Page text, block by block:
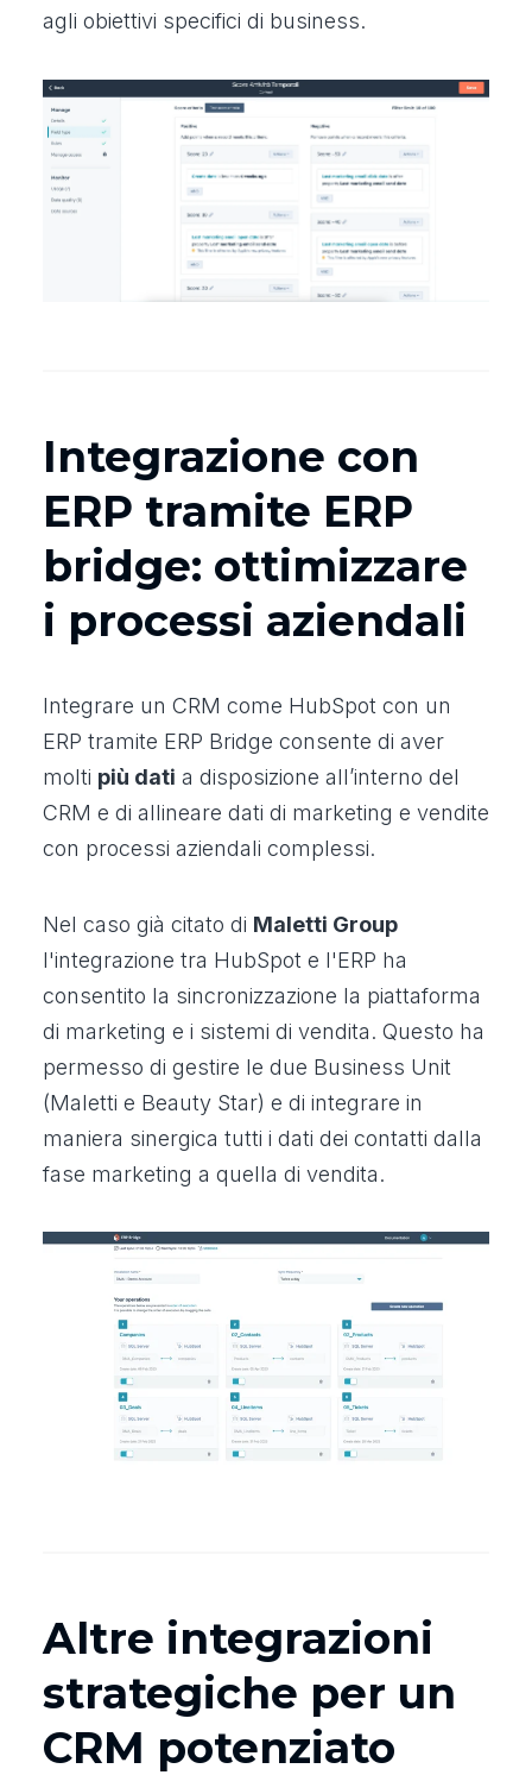
agli obiettivi specifici di business.
Integrazione con
ERP tramite ERP
bridge: ottimizzare
i processi aziendali
Integrare un CRM come HubSpot con un
ERP tramite ERP Bridge consente di aver
molti più dati a disposizione all’interno del
CRM e di allineare dati di marketing e vendite
con processi aziendali complessi.
Nel caso già citato di Maletti Group
l'integrazione tra HubSpot e l'ERP ha
consentito la sincronizzazione la piattaforma
di marketing e i sistemi di vendita. Questo ha
permesso di gestire le due Business Unit
(Maletti e Beauty Star) e di integrare in
maniera sinergica tutti i dati dei contatti dalla
fase marketing a quella di vendita.
Altre integrazioni
strategiche per un
CRM potenziato